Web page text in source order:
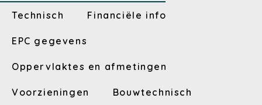
Technisch Financiële info
EPC gegevens
Oppervlaktes en afmetingen
Voorzieningen Bouwtechnisch